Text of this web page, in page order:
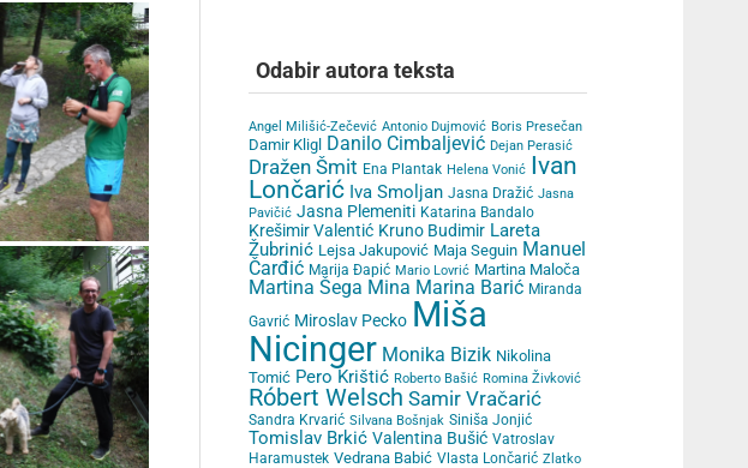
Odabir autora teksta
Angel Milišić-Zečević Antonio Dujmović Boris Presečan
Damir Kligl Danilo Cimbaljević Dejan Perasić
Dražen Šmit Ena Plantak Helena Vonić Ivan
Lončarić Iva Smoljan Jasna Dražić Jasna
Pavičić Jasna Plemeniti Katarina Bandalo
Krešimir Valentić Kruno Budimir Lareta
Žubrinić Lejsa Jakupović Maja Seguin Manuel
Čarđić Marija Đapić Mario Lovrić Martina Maloča
Martina Šega Mina Marina Barić Miranda
Gavrić Miroslav Pecko Miša
Nicinger Monika Bizik Nikolina
Tomić Pero Krištić Roberto Bašić Romina Živković
Róbert Welsch Samir Vračarić
Sandra Krvarić Silvana Bošnjak Siniša Jonjić
Tomislav Brkić Valentina Bušić Vatroslav
Haramustek Vedrana Babić Vlasta Lončarić Zlatko